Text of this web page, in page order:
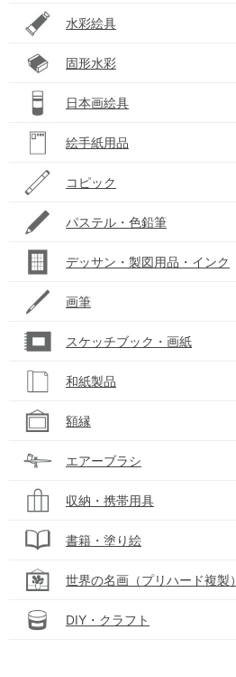
水彩絵具
固形水彩
日本画絵具
絵手紙用品
コピック
パステル・色鉛筆
デッサン・製図用品・インク
画筆
スケッチブック・画紙
和紙製品
額縁
エアーブラシ
収納・携帯用具
書籍・塗り絵
世界の名画（プリハード複製）
DIY・クラフト